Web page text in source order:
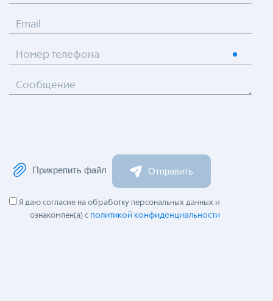
Email
Номер телефона
Сообщение
Прикрепить файл Отправить
Я даю согласие на обработку персональных данных и
ознакомлен(а) с политикой конфиденциальности